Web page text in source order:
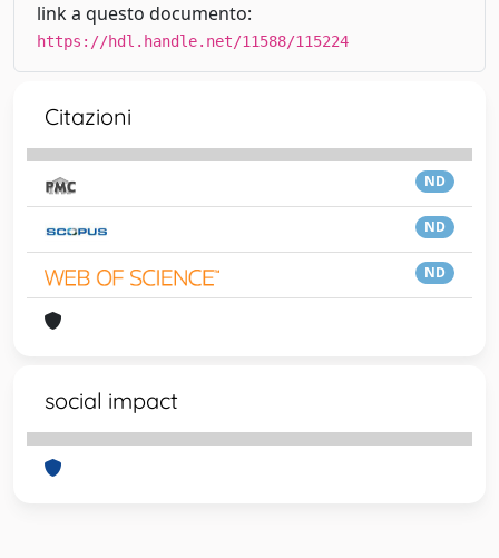
link a questo documento:
https://hdl.handle.net/11588/115224
Citazioni
ND
ND
ND
social impact